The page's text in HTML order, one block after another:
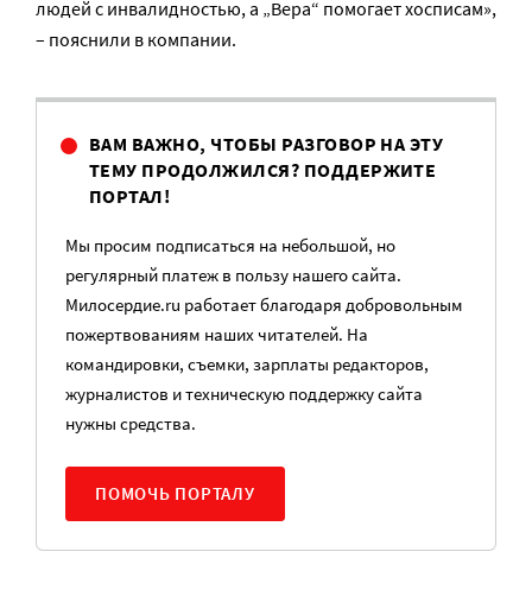
людей с инвалидностью, а „Вера“ помогает хосписам»,
– пояснили в компании.
ВАМ ВАЖНО, ЧТОБЫ РАЗГОВОР НА ЭТУ
ТЕМУ ПРОДОЛЖИЛСЯ? ПОДДЕРЖИТЕ
ПОРТАЛ!
Мы просим подписаться на небольшой, но
регулярный платеж в пользу нашего сайта.
Милосердие.ru работает благодаря добровольным
пожертвованиям наших читателей. На
командировки, съемки, зарплаты редакторов,
журналистов и техническую поддержку сайта
нужны средства.
ПОМОЧЬ ПОРТАЛУ